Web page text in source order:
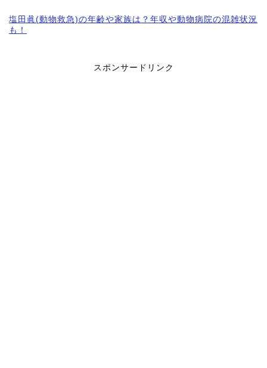
塩田眞(動物救急)の年齢や家族は？年収や動物病院の混雑状況
も！
スポンサードリンク